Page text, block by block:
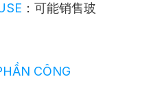
：可能销售玻
CÔNG